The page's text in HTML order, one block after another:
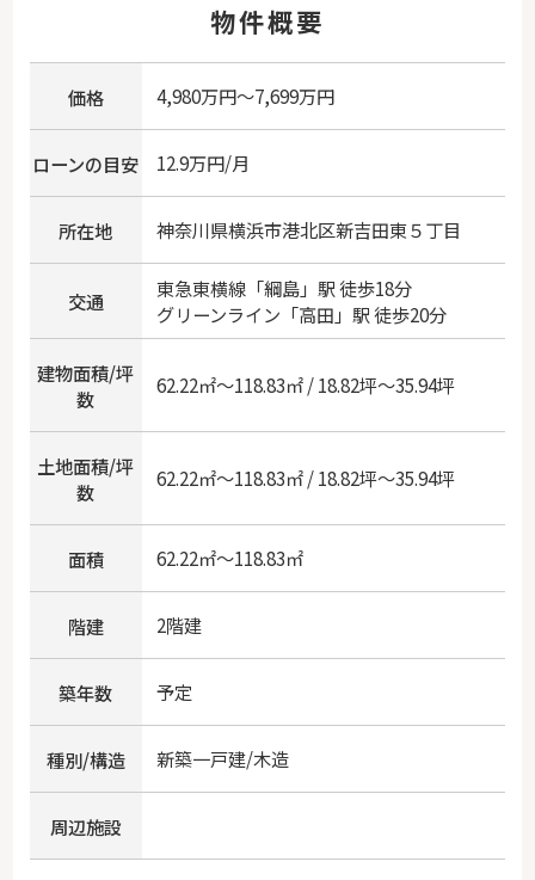
物件概要
価格 4,980万円～7,699万円
ローンの目安 12.9万円/月
所在地 神奈川県横浜市港北区新吉田東５丁目
交通 東急東横線「綱島」駅 徒歩18分
グリーンライン 「高田 」駅 徒歩20分
建物面積/坪
数
62.22㎡～118.83㎡ / 18.82坪～35.94坪
土地面積/坪
数
62.22㎡～118.83㎡ / 18.82坪～35.94坪
面積 62.22㎡～118.83㎡
階建 2階建
築年数 予定
種別/構造 新築一戸建/木造
周辺施設